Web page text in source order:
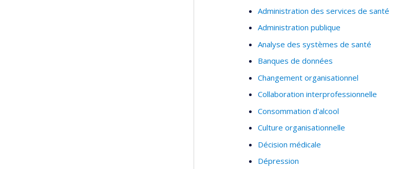
Administration des services de santé
Administration publique
Analyse des systèmes de santé
Banques de données
Changement organisationnel
Collaboration interprofessionnelle
Consommation d'alcool
Culture organisationnelle
Décision médicale
Dépression